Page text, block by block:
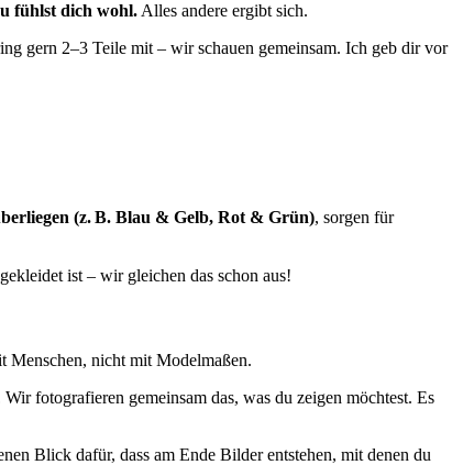
fühlst dich wohl. Alles andere ergibt sich.
gern 2–3 Teile mit – wir schauen gemeinsam. Ich geb dir vor
(z. B. Blau & Gelb, Rot & Grün), sorgen für
ist – wir gleichen das schon aus!
Menschen, nicht mit Modelmaßen.
fotografieren gemeinsam das, was du zeigen möchtest. Es
Blick dafür, dass am Ende Bilder entstehen, mit denen du